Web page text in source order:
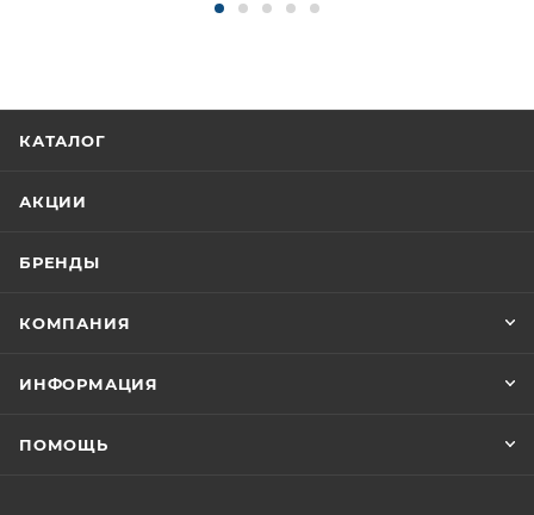
КАТАЛОГ
АКЦИИ
БРЕНДЫ
КОМПАНИЯ
ИНФОРМАЦИЯ
ПОМОЩЬ